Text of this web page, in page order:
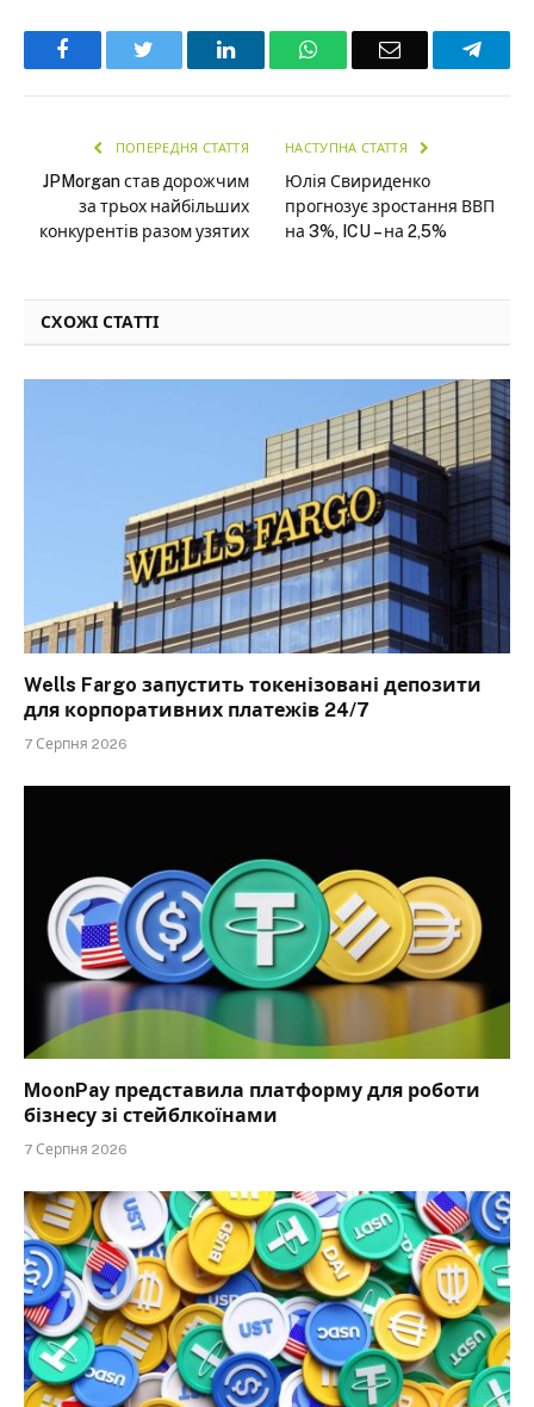
Facebook LinkedInWhatsAppEmail
ПОПЕРЕДНЯ СТАТТЯ
JPMorgan став дорожчим
за трьох найбільших
конкурентів разом узятих
НАСТУПНА СТАТТЯ
Юлія Свириденко
прогнозує зростання ВВП
на 3%, ICU – на 2,5%
СХОЖІ СТАТТІ
Wells Fargo запустить токенізовані депозити
для корпоративних платежів 24/7
7 Серпня 2026
MoonPay представила платформу для роботи
бізнесу зі стейблкоїнами
7 Серпня 2026